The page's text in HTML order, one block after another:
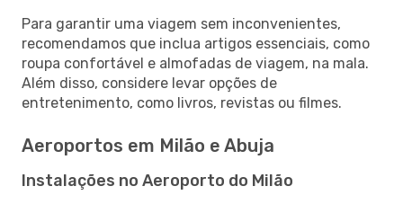
Para garantir uma viagem sem inconvenientes,
recomendamos que inclua artigos essenciais, como
roupa confortável e almofadas de viagem, na mala.
Além disso, considere levar opções de
entretenimento, como livros, revistas ou filmes.
Aeroportos em Milão e Abuja
Instalações no Aeroporto do Milão